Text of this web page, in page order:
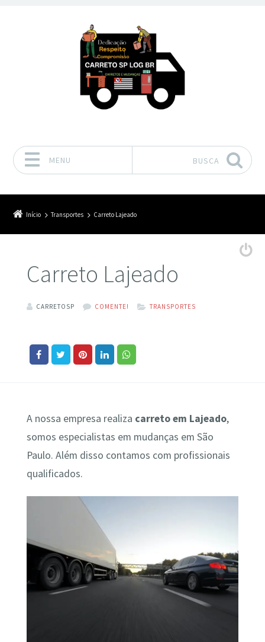
MENU BUSCA
Início Transportes Carreto Lajeado
Carreto Lajeado
CARRETOSP COMENTE! TRANSPORTES
A nossa empresa realiza carreto em Lajeado,
somos especialistas em mudanças em São
Paulo. Além disso contamos com profissionais
qualificados.